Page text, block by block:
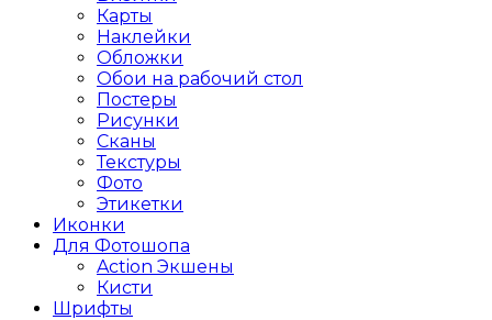
Карты
Наклейки
Обложки
Обои на рабочий стол
Постеры
Рисунки
Сканы
Текстуры
Фото
Этикетки
Иконки
Для Фотошопа
Action Экшены
Кисти
Шрифты